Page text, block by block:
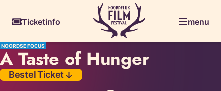
Ticketinfo
menu
NOORDSE FOCUS
A Taste of Hunger
Bestel Ticket